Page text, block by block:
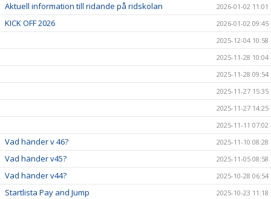
Aktuell information till ridande på ridskolan 2026-01-02 11:01
KICK OFF 2026
2026-01-02 09:45
2025-12-04 10:58
2025-11-28 10:04
2025-11-28 09:54
2025-11-27 15:35
2025-11-27 14:25
2025-11-11 07:02
Vad händer v 46? 2025-11-10 08:28
Vad händer v45? 2025-11-05 08:58
Vad händer v44? 2025-10-28 06:54
Startlista Pay and Jump 2025-10-23 11:18